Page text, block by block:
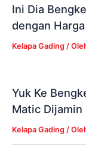
Ini Dia
dengan
Kelapa Gading /
Yuk Ke
Matic Dijamin
Kelapa Gading /